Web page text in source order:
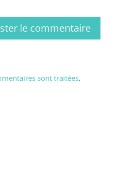
sont traitées.